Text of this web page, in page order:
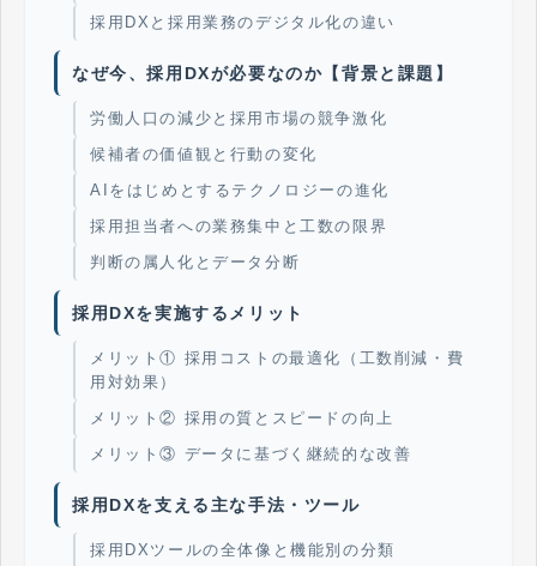
採用DXと採用業務のデジタル化の違い
なぜ今、採用DXが必要なのか【背景と課題】
労働人口の減少と採用市場の競争激化
候補者の価値観と行動の変化
AIをはじめとするテクノロジーの進化
採用担当者への業務集中と工数の限界
判断の属人化とデータ分断
採用DXを実施するメリット
メリット① 採用コストの最適化（工数削減・費
用対効果）
メリット② 採用の質とスピードの向上
メリット③ データに基づく継続的な改善
採用DXを支える主な手法・ツール
採用DXツールの全体像と機能別の分類